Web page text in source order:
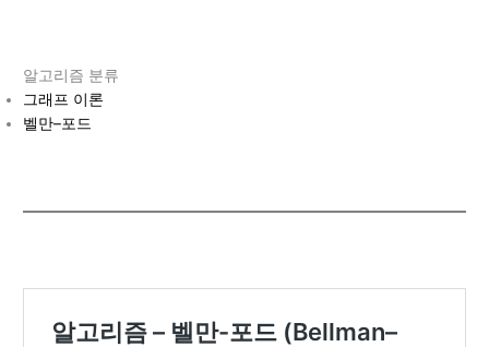
알고리즘 분류
그래프 이론
벨만–포드